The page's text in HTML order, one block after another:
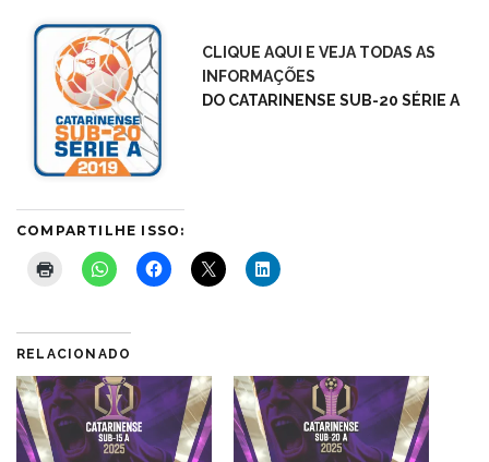
CLIQUE AQUI E VEJA TODAS AS
INFORMAÇÕES
DO CATARINENSE SUB-20 SÉRIE A
COMPARTILHE ISSO:
RELACIONADO